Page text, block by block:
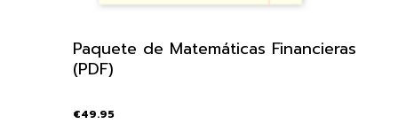
Paquete de Matemáticas Financieras
(PDF)
€49.95